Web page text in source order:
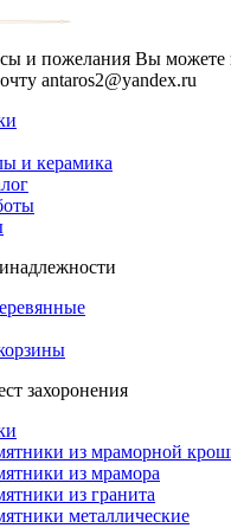
и пожелания Вы можете
antaros2@yandex.ru
и керамика
захоронения
из мраморной
из мрамора
из гранита
металлические